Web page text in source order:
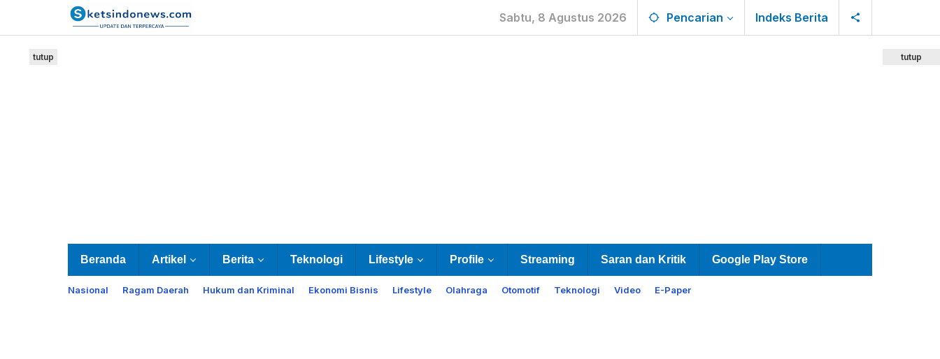
Sabtu, 8 Agustus 2026 Pencarian Indeks Berita
Beranda Artikel Berita Teknologi Lifestyle Profile Streaming Saran dan Kritik Google Play Store
Nasional Ragam Daerah Hukum dan Kriminal Ekonomi Bisnis Lifestyle Olahraga Otomotif Teknologi Video E-Paper
tutup tutup